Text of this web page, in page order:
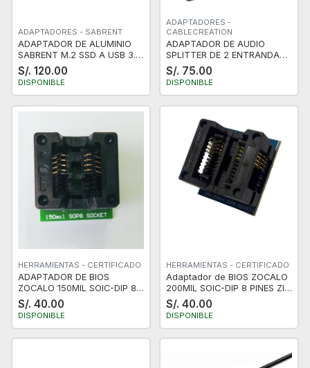
ADAPTADORES - SABRENT
ADAPTADOR DE ALUMINIO
SABRENT M.2 SSD A USB 3.0
/ SATA III 2.5" DE 6 GBPS
(EC-M2CU)
S/. 120.00
DISPONIBLE
ADAPTADORES -
CABLECREATION
ADAPTADOR DE AUDIO
SPLITTER DE 2 ENTRANDAS
CABLE DUAL DE 3.5MM PARA
iPHONE iPAD iPOD TABLETS
MP3 CABLE CREATIONS
S/. 75.00
DISPONIBLE
HERRAMIENTAS - CERTIFICADO
ADAPTADOR DE BIOS
ZOCALO 150MIL SOIC-DIP 8
PINES ZIP, BIOS, EEPROM
S/. 40.00
DISPONIBLE
HERRAMIENTAS - CERTIFICADO
Adaptador de BIOS ZOCALO
200MIL SOIC-DIP 8 PINES ZIP,
BIOS, EEPROM
S/. 40.00
DISPONIBLE